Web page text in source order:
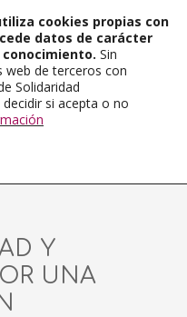
Y
UNA
cookies propias con
datos de carácter
Sin
web de terceros con
Solidaridad
si acepta o no